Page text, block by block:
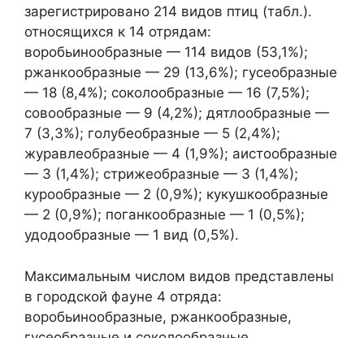
зарегистрировано 214 видов птиц (табл.).
относящихся к 14 отрядам:
воробьинообразные — 114 видов (53,1%);
ржанкообразные — 29 (13,6%); гусеобразные
— 18 (8,4%); соколообразные — 16 (7,5%);
совообразные — 9 (4,2%); дятлообразные —
7 (3,3%); голубеобразные — 5 (2,4%);
журавлеобразные — 4 (1,9%); аистообразные
— 3 (1,4%); стрижеобразные — 3 (1,4%);
курообразные — 2 (0,9%); кукушкообразные
— 2 (0,9%); поганкообразные — 1 (0,5%);
удодообразные — 1 вид (0,5%).
Максимальным числом видов представлены
в городской фауне 4 отряда:
воробьинообразные, ржанкообразные,